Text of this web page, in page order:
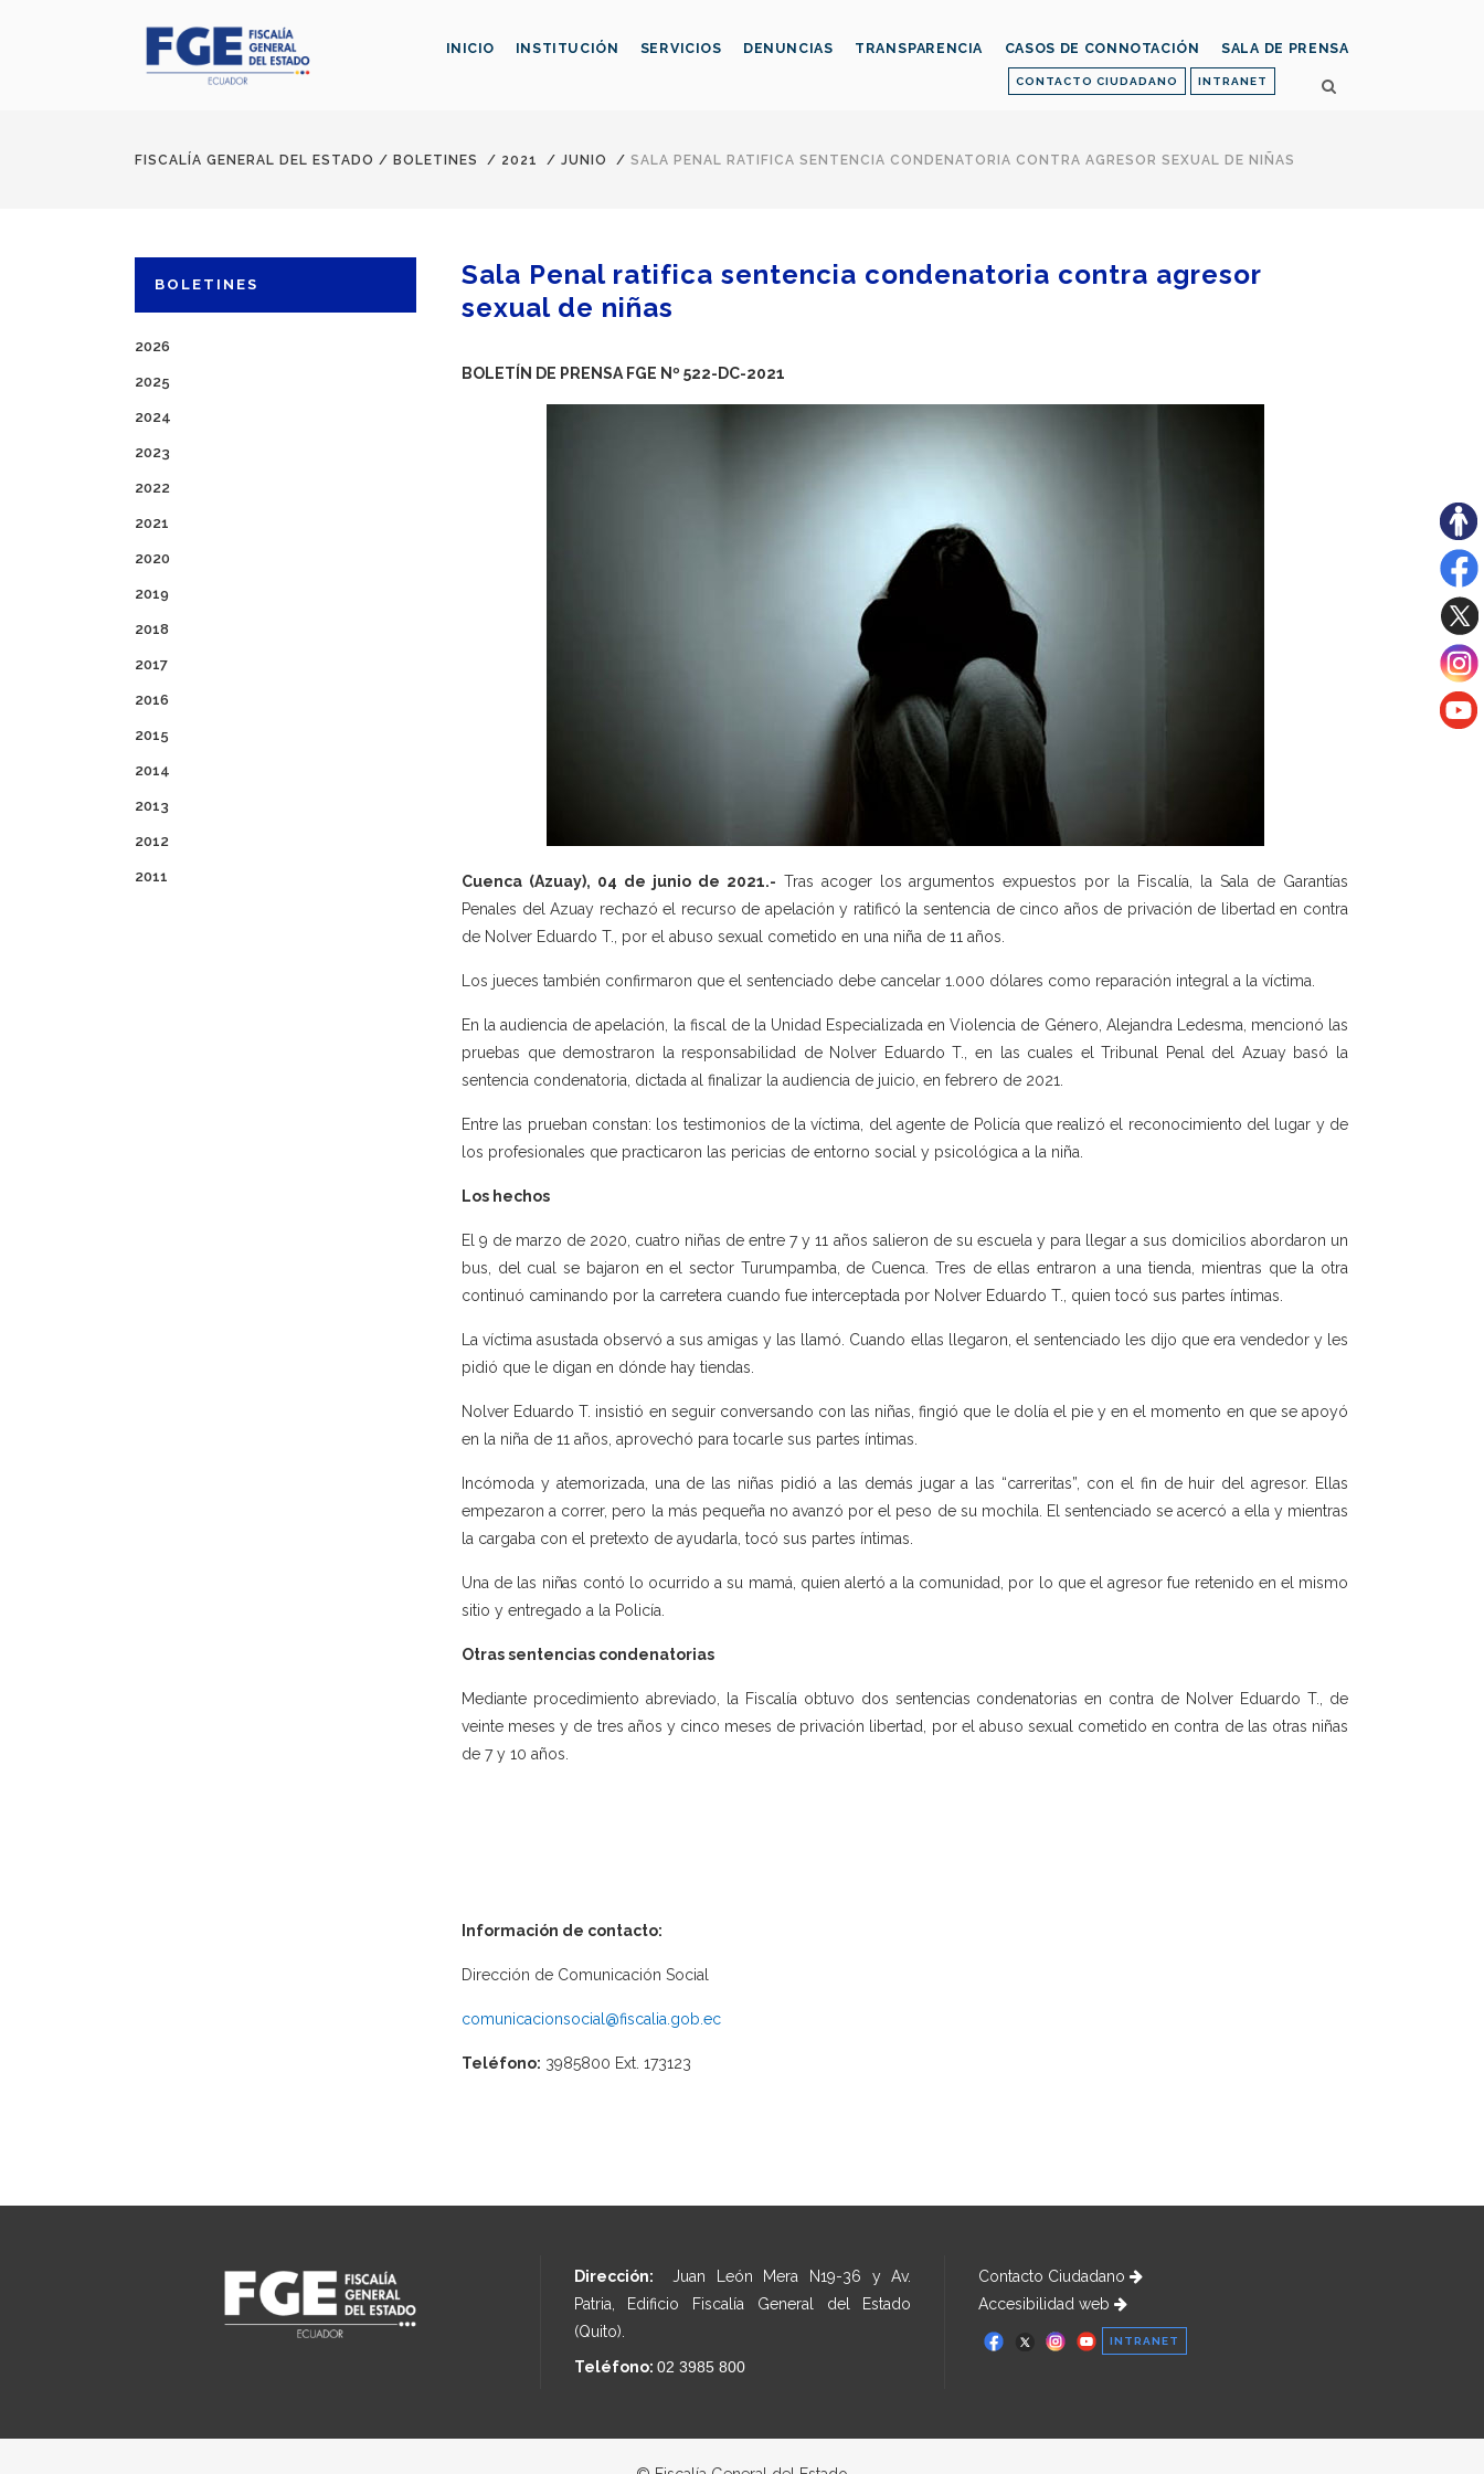
CONTACTO CIUDADANO INTRANET
INICIO INSTITUCIÓN SERVICIOS DENUNCIAS TRANSPARENCIA CASOS DE CONNOTACIÓN SALA DE PRENSA
FISCALÍA GENERAL DEL ESTADO / BOLETINES / 2021 / JUNIO / SALA PENAL RATIFICA SENTENCIA CONDENATORIA CONTRA AGRESOR SEXUAL DE NIÑAS
BOLETINES
2026
2025
2024
2023
2022
2021
2020
2019
2018
2017
2016
2015
2014
2013
2012
2011
Sala Penal ratifica sentencia condenatoria contra agresor
sexual de niñas
BOLETÍN DE PRENSA FGE Nº 522-DC-2021
Cuenca (Azuay), 04 de junio de 2021.- Tras acoger los argumentos expuestos por la Fiscalía, la Sala de Garantías
Penales del Azuay rechazó el recurso de apelación y ratificó la sentencia de cinco años de privación de libertad en contra
de Nolver Eduardo T., por el abuso sexual cometido en una niña de 11 años.
Los jueces también confirmaron que el sentenciado debe cancelar 1.000 dólares como reparación integral a la víctima.
En la audiencia de apelación, la fiscal de la Unidad Especializada en Violencia de Género, Alejandra Ledesma, mencionó las
pruebas que demostraron la responsabilidad de Nolver Eduardo T., en las cuales el Tribunal Penal del Azuay basó la
sentencia condenatoria, dictada al finalizar la audiencia de juicio, en febrero de 2021.
Entre las prueban constan: los testimonios de la víctima, del agente de Policía que realizó el reconocimiento del lugar y de
los profesionales que practicaron las pericias de entorno social y psicológica a la niña.
Los hechos
El 9 de marzo de 2020, cuatro niñas de entre 7 y 11 años salieron de su escuela y para llegar a sus domicilios abordaron un
bus, del cual se bajaron en el sector Turumpamba, de Cuenca. Tres de ellas entraron a una tienda, mientras que la otra
continuó caminando por la carretera cuando fue interceptada por Nolver Eduardo T., quien tocó sus partes íntimas.
La víctima asustada observó a sus amigas y las llamó. Cuando ellas llegaron, el sentenciado les dijo que era vendedor y les
pidió que le digan en dónde hay tiendas.
Nolver Eduardo T. insistió en seguir conversando con las niñas, fingió que le dolía el pie y en el momento en que se apoyó
en la niña de 11 años, aprovechó para tocarle sus partes íntimas.
Incómoda y atemorizada, una de las niñas pidió a las demás jugar a las “carreritas”, con el fin de huir del agresor. Ellas
empezaron a correr, pero la más pequeña no avanzó por el peso de su mochila. El sentenciado se acercó a ella y mientras
la cargaba con el pretexto de ayudarla, tocó sus partes íntimas.
Una de las niñas contó lo ocurrido a su mamá, quien alertó a la comunidad, por lo que el agresor fue retenido en el mismo
sitio y entregado a la Policía.
Otras sentencias condenatorias
Mediante procedimiento abreviado, la Fiscalía obtuvo dos sentencias condenatorias en contra de Nolver Eduardo T., de
veinte meses y de tres años y cinco meses de privación libertad, por el abuso sexual cometido en contra de las otras niñas
de 7 y 10 años.
Información de contacto:
Dirección de Comunicación Social
comunicacionsocial@fiscalia.gob.ec
Teléfono: 3985800 Ext. 173123
Dirección: Juan León Mera N19-36 y Av.
Patria, Edificio Fiscalía General del Estado
(Quito).
Teléfono: 02 3985 800
Contacto Ciudadano
Accesibilidad web
INTRANET